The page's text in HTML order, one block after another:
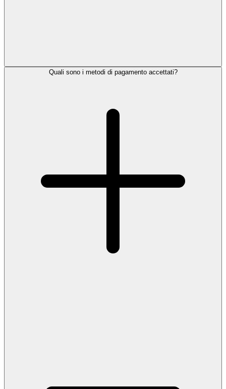
Quali sono i metodi di pagamento accettati?